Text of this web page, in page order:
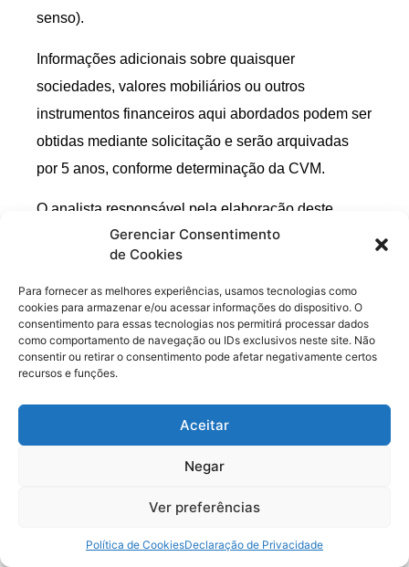
Gerenciar Consentimento
de Cookies
Para fornecer as melhores experiências, usamos tecnologias como
cookies para armazenar e/ou acessar informações do dispositivo. O
consentimento para essas tecnologias nos permitirá processar dados
como comportamento de navegação ou IDs exclusivos neste site. Não
consentir ou retirar o consentimento pode afetar negativamente certos
recursos e funções.
Aceitar
Negar
Ver preferências
Política de CookiesDeclaração de Privacidade
senso).
Informações adicionais sobre quaisquer
sociedades, valores mobiliários ou outros
instrumentos financeiros aqui abordados podem ser
obtidas mediante solicitação e serão arquivadas
por 5 anos, conforme determinação da CVM.
O analista responsável pela elaboração deste
relatório declara, nos termos da Instrução CVM nº
598/18, que as recomendações do relatório de
análise refletem única e exclusivamente a sua
opinião e foram elaboradas de forma independente.
O analista Daniel Isaac Nigri CNPI é o responsável